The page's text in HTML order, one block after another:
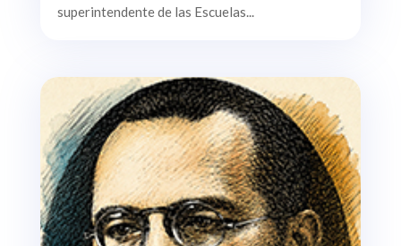
superintendente de las Escuelas...